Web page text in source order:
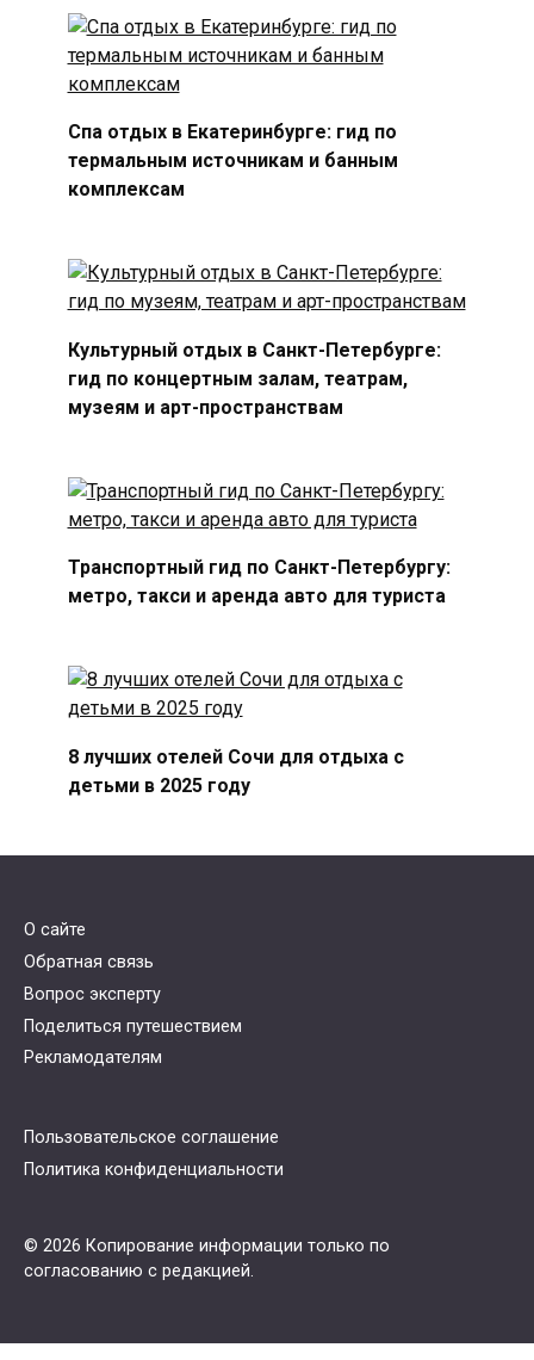
Спа отдых в Екатеринбурге: гид по
термальным источникам и банным
комплексам
Культурный отдых в Санкт-Петербурге:
гид по концертным залам, театрам,
музеям и арт-пространствам
Транспортный гид по Санкт-Петербургу:
метро, такси и аренда авто для туриста
8 лучших отелей Сочи для отдыха с
детьми в 2025 году
О сайте
Обратная связь
Вопрос эксперту
Поделиться путешествием
Рекламодателям
Пользовательское соглашение
Политика конфиденциальности
© 2026 Копирование информации только по
согласованию с редакцией.